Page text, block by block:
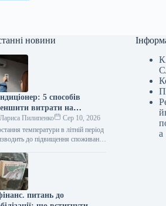
новини
5 способів
витрати на
Лариса Пилипенко
Сер 10, 2026
температури в літній період
до підвищення споживання
кондиціонування. Компанія
пропонує ефективні методи
питань до
а